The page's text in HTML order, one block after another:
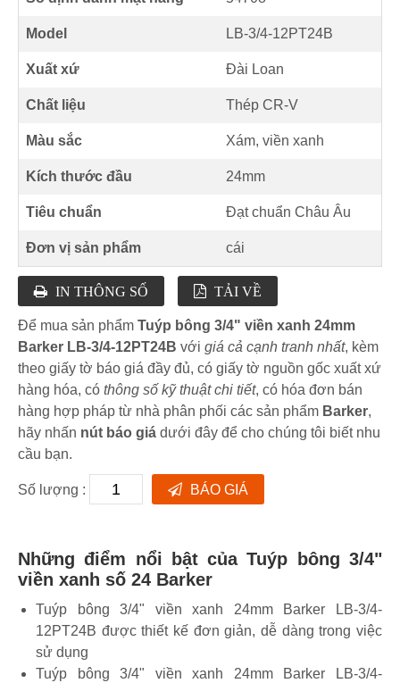
Model LB-3/4-12PT24B
Xuất xứ Đài Loan
Chất liệu Thép CR-V
Màu sắc Xám, viền xanh
Kích thước đầu 24mm
Tiêu chuẩn Đạt chuẩn Châu Âu
Đơn vị sản phẩm cái
IN THÔNG SỐ TẢI VỀ
Để mua sản phẩm Tuýp bông 3/4" viền xanh 24mm
Barker LB-3/4-12PT24B với giá cả cạnh tranh nhất, kèm
theo giấy tờ báo giá đầy đủ, có giấy tờ nguồn gốc xuất xứ
hàng hóa, có thông số kỹ thuật chi tiết, có hóa đơn bán
hàng hợp pháp từ nhà phân phối các sản phẩm Barker,
hãy nhấn nút báo giá dưới đây để cho chúng tôi biết nhu
cầu bạn.
Số lượng : BÁO GIÁ
Những điểm nổi bật của Tuýp bông 3/4"
viền xanh số 24 Barker
Tuýp bông 3/4" viền xanh 24mm Barker LB-3/4-
12PT24B được thiết kế đơn giản, dễ dàng trong việc
sử dụng
Tuýp bông 3/4" viền xanh 24mm Barker LB-3/4-